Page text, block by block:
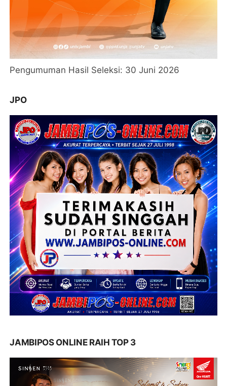
Pengumuman Hasil Seleksi: 30 Juni 2026
JPO
JAMBIPOS ONLINE RAIH TOP 3